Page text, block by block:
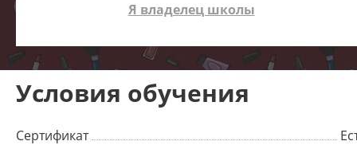
Я владелец школы
Условия обучения
Сертификат